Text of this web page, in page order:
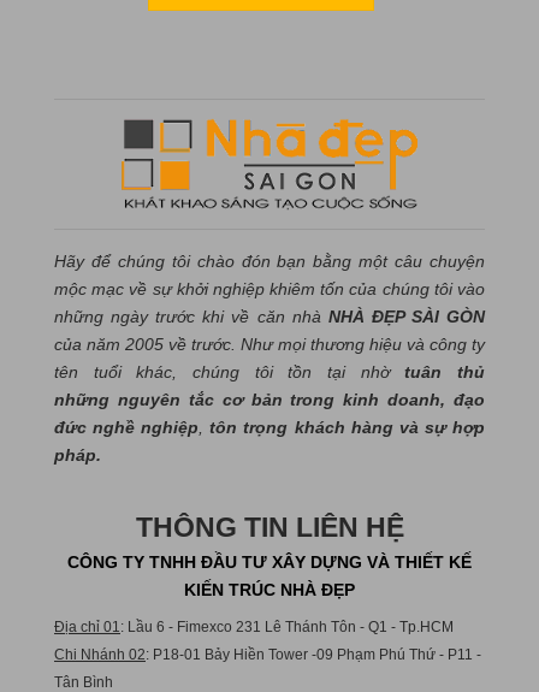
Hãy để chúng tôi chào đón bạn bằng một câu chuyện
mộc mạc về sự khởi nghiệp khiêm tốn của chúng tôi vào
những ngày trước khi về căn nhà NHÀ ĐẸP SÀI GÒN
của năm 2005 về trước. Như mọi thương hiệu và công ty
tên tuổi khác, chúng tôi tồn tại nhờtuân thủ
những nguyên tắc cơ bản trong kinh doanh, đạo
đức nghề nghiệp,tôn trọng khách hàng và sự hợp
pháp.
THÔNG TIN LIÊN HỆ
CÔNG TY TNHH ĐẦU TƯ XÂY DỰNG VÀ THIẾT KẾ
KIẾN TRÚC NHÀ ĐẸP
Địa chỉ 01: Lầu 6 - Fimexco 231 Lê Thánh Tôn - Q1 - Tp.HCM
Chi Nhánh 02: P18-01 Bảy Hiền Tower -09 Phạm Phú Thứ - P11 -
Tân Bình